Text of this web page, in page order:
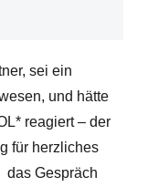
sei ein
und hätte
reagiert – der
für herzliches
das Gespräch